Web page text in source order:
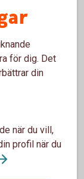
för dig. Det
din
när du vill,
profil när du